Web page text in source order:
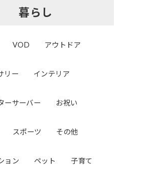
暮らし
VOD アウトドア
リー インテリア
ーサーバー お祝い
スポーツ その他
ョン ペット 子育て